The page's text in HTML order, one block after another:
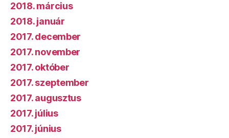
2018. március
2018. január
2017. december
2017. november
2017. október
2017. szeptember
2017. augusztus
2017. július
2017. június